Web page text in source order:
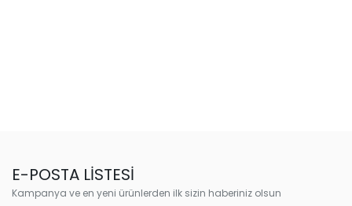
E-POSTA LİSTESİ
Kampanya ve en yeni ürünlerden ilk sizin haberiniz olsun